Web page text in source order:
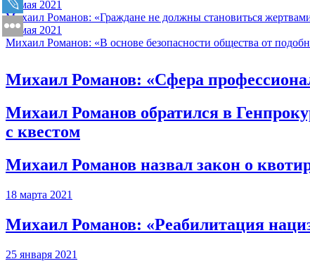
28 мая 2021
Михаил Романов: «Граждане не должны становиться
18 мая 2021
Михаил Романов: «В основе безопасности общества от
Михаил Романов: «Сфера
Михаил Романов обратился в
с квестом
Михаил Романов назвал закон о
18 марта 2021
Михаил Романов: «Реабилитация
25 января 2021